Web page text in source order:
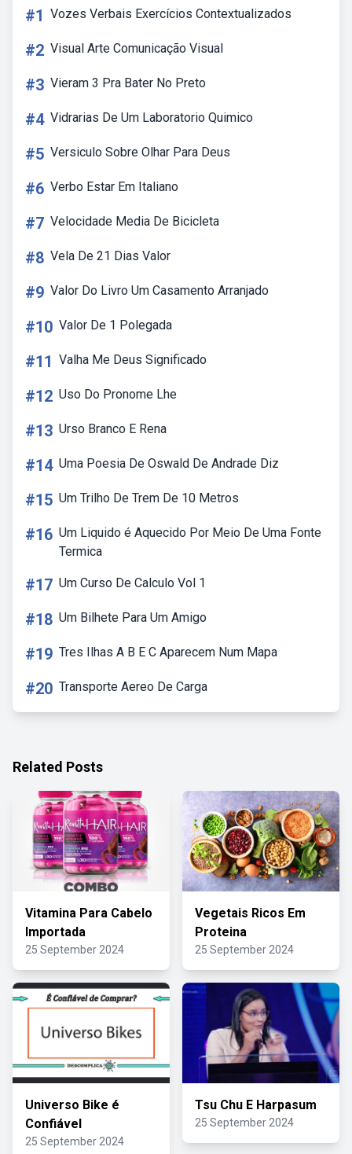
#1 Vozes Verbais Exercícios Contextualizados
#2 Visual Arte Comunicação Visual
#3 Vieram 3 Pra Bater No Preto
#4 Vidrarias De Um Laboratorio Quimico
#5 Versiculo Sobre Olhar Para Deus
#6 Verbo Estar Em Italiano
#7 Velocidade Media De Bicicleta
#8 Vela De 21 Dias Valor
#9 Valor Do Livro Um Casamento Arranjado
#10 Valor De 1 Polegada
#11 Valha Me Deus Significado
#12 Uso Do Pronome Lhe
#13 Urso Branco E Rena
#14 Uma Poesia De Oswald De Andrade Diz
#15 Um Trilho De Trem De 10 Metros
#16 Um Liquido é Aquecido Por Meio De Uma Fonte
Termica
#17 Um Curso De Calculo Vol 1
#18 Um Bilhete Para Um Amigo
#19 Tres Ilhas A B E C Aparecem Num Mapa
#20 Transporte Aereo De Carga
Related Posts
Vitamina Para Cabelo
Importada
25 September 2024
Vegetais Ricos Em
Proteina
25 September 2024
Universo Bike é
Confiável
25 September 2024
Tsu Chu E Harpasum
25 September 2024